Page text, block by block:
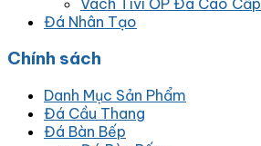
Đá Nhân Tạo
Chính sách
Danh Mục Sản Phẩm
Đá Cầu Thang
Đá Bàn Bếp